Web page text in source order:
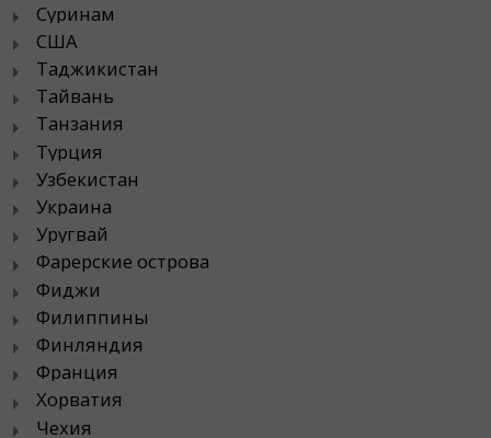
Суринам
США
Таджикистан
Тайвань
Танзания
Турция
Узбекистан
Украина
Уругвай
Фарерские острова
Фиджи
Филиппины
Финляндия
Франция
Хорватия
Чехия